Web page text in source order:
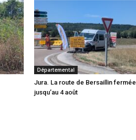
Départemental
Jura. La route de Bersaillin fermée
jusqu’au 4 août